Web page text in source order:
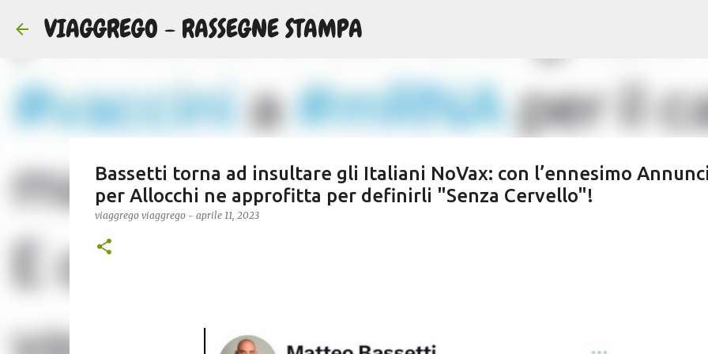
VIAGGREGO - RASSEGNE STAMPA
Bassetti torna ad insultare gli Italiani NoVax: con l’ennesimo
per Allocchi ne approfitta per definirli "Senza Cervello"!
viaggrego viaggrego - aprile 11, 2023